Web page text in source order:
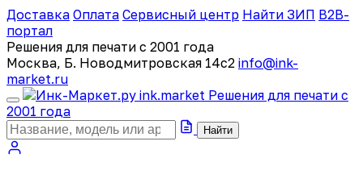
Доставка Оплата Сервисный центр Найти ЗИП B2B-
портал
Решения для печати с 2001 года
Москва, Б. Новодмитровская 14с2 info@ink-
market.ru
ink.market Решения для печати с
2001 года
Найти